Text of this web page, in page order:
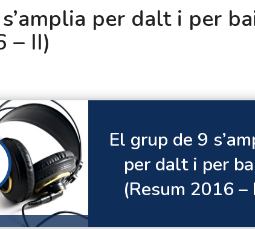
per dalt i per
– II)
El grup de 9
per dalt i per
(Resum 2016 –